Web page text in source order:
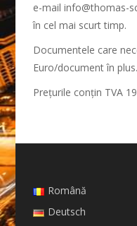
e-mail info@thomas-
în cel mai scurt timp.
Documentele care
Euro/document în plus.
Preţurile conţin TVA
Română
Deutsch